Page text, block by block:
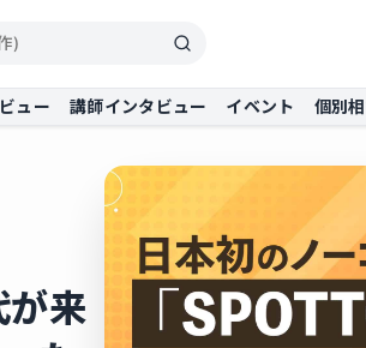
ュー 講師インタビュー イベント 個別
が来